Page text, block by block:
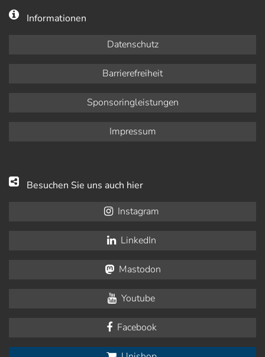
Informationen
Datenschutz
Barrierefreiheit
Sponsoringleistungen
Impressum
Besuchen Sie uns auch hier
Instagram
LinkedIn
Mastodon
Youtube
Facebook